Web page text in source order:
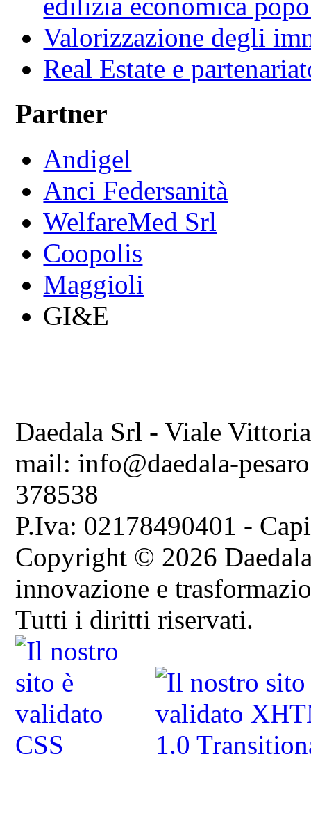
edilizia economica
Valorizzazione degli
Real Estate e
Partner
Andigel
Anci Federsanità
WelfareMed Srl
Coopolis
Maggioli
GI&E
Daedala Srl - Viale
mail: info@daedala-
378538
P.Iva: 02178490401 -
Copyright © 2026
innovazione e
Tutti i diritti riservati.